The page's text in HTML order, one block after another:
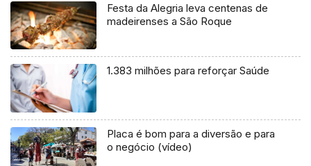
Festa da Alegria leva centenas de
madeirenses a São Roque
1.383 milhões para reforçar Saúde
Placa é bom para a diversão e para
o negócio (vídeo)